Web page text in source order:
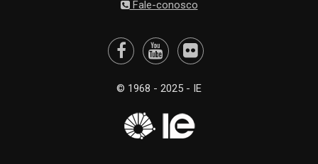
Fale-conosco
© 1968 - 2025 - IE